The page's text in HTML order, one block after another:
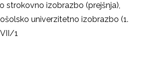
strokovno izobrazbo (prejšnja),
univerzitetno izobrazbo (1.
1